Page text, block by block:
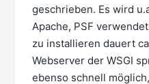
geschrieben. Es wird
Apache, PSF
zu installieren dauert
Webserver der WSGI
ebenso schnell